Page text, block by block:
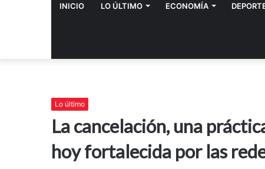
INICIO LO ÚLTIMO ECONOMÍA
Lo último
La cancelación, una
hoy fortalecida por las